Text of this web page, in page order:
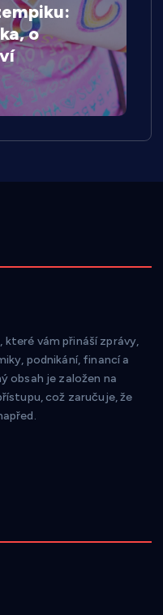
o
vám přináší zprávy,
podnikání, financí a
obsah je založen na
což zaručuje, že